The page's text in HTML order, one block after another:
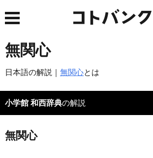
無関心
日本語の解説｜ 無関心とは
小学館 和西辞典の解説
無関心